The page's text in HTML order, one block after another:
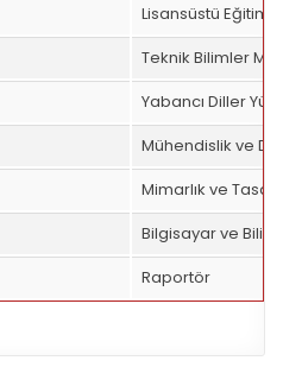
Lisansüstü Eğitim
Teknik Bilimler
Yabancı Diller
Mühendislik ve
Mimarlık ve
Bilgisayar ve
Raportör